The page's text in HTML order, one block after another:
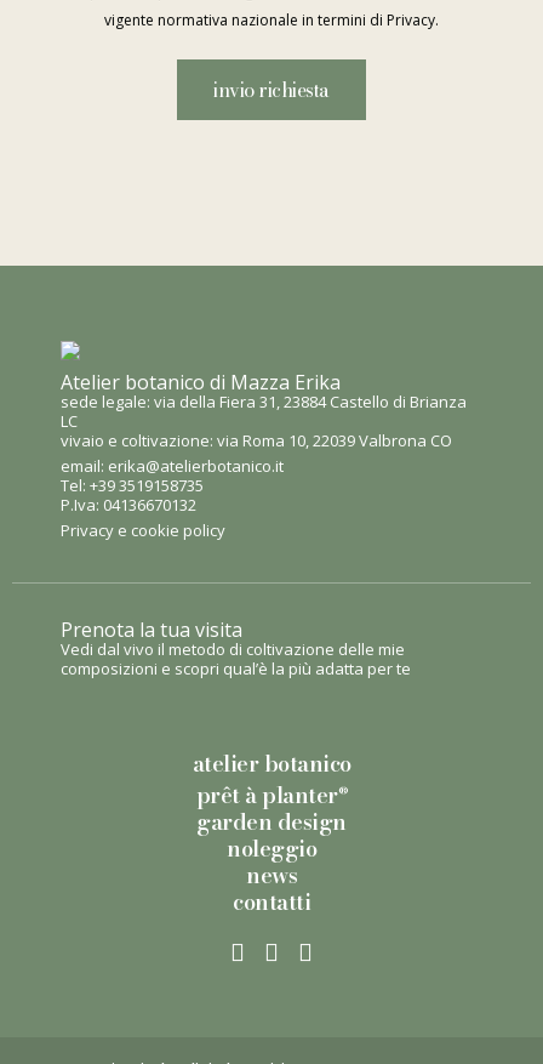
vigente normativa nazionale in termini di Privacy.
Atelier botanico di Mazza Erika
sede legale: via della Fiera 31, 23884 Castello di Brianza
LC
vivaio e coltivazione: via Roma 10, 22039 Valbrona CO
email: erika@atelierbotanico.it
Tel: +39 3519158735
P.Iva: 04136670132
Privacy e cookie policy
Prenota la tua visita
Vedi dal vivo il metodo di coltivazione delle mie
composizioni e scopri qual’è la più adatta per te
atelier botanico
prêt à planter®
garden design
noleggio
news
contatti